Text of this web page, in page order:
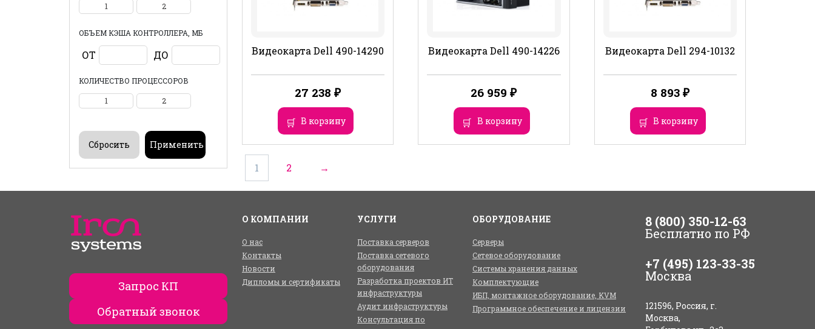
1 2
ОБЪЕМ КЭША КОНТРОЛЛЕРА, МБ
ОТ ДО
КОЛИЧЕСТВО ПРОЦЕССОРОВ
1 2
Видеокарта Dell 490-14290
27 238₽
В корзину
Видеокарта Dell 490-14226
26 959₽
В корзину
Видеокарта Dell 294-10132
8 893 ₽
В корзину
1 2 →
Запрос КП
Обратный звонок
О КОМПАНИИ
О нас
Контакты
Новости
Дипломы и сертификаты
УСЛУГИ
Поставка серверов
Поставка сетевого
оборудования
Разработка проектов ИТ
инфраструктуры
Аудит инфраструктуры
Консультация по
ОБОРУДОВАНИЕ
Серверы
Сетевое оборудование
Системы хранения данных
Комплектующие
ИБП, монтажное оборудование, KVM
Программное обеспечение и лицензии
8 (800) 350-12-63
Бесплатно по РФ
+7 (495) 123-33-35
Москва
121596, Россия, г.
Москва,